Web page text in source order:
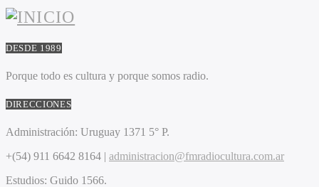
DESDE 1989
Porque todo es cultura y porque somos radio.
DIRECCIONES
Administración: Uruguay 1371 5° P.
+(54) 911 6642 8164 | administracion@fmradiocultura.com.ar
Estudios: Guido 1566.